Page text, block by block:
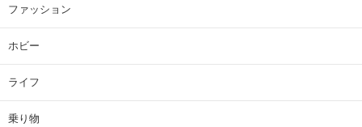
ファッション
ホビー
ライフ
乗り物